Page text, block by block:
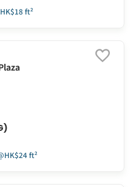
HK$18 ft²
HK$24 ft²